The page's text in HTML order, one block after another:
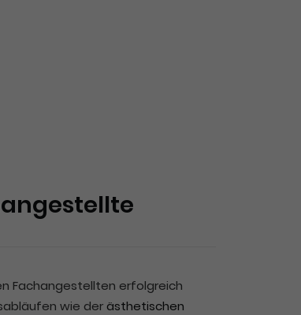
Fachangestellten erfolgreich
wie der ästhetischen